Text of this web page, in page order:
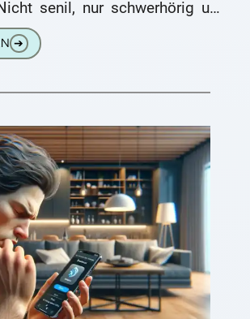
senil, nur schwerhörig und
von Hörexperte Peter
➔